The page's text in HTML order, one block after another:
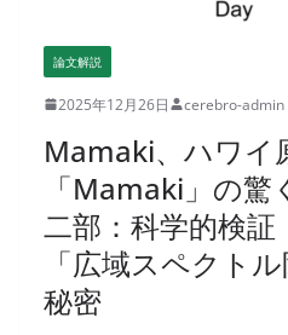
論文解説
2025年12月26日 cerebro-admin
Mamaki、ハワイ
「Mamaki」の
二部：科学的検
「広域スペクト
秘密